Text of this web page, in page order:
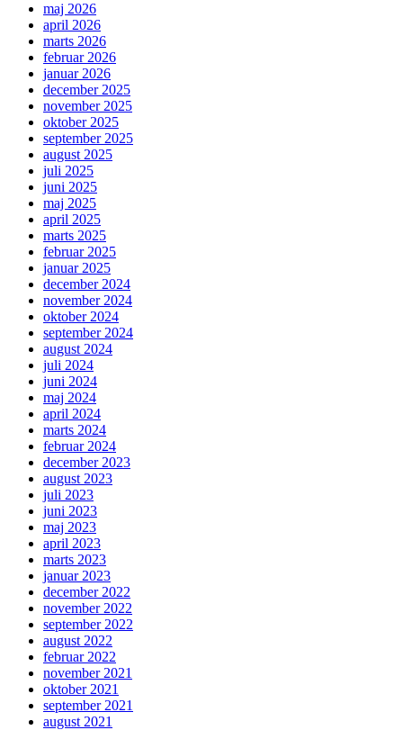
maj 2026
april 2026
marts 2026
februar 2026
januar 2026
december 2025
november 2025
oktober 2025
september 2025
august 2025
juli 2025
juni 2025
maj 2025
april 2025
marts 2025
februar 2025
januar 2025
december 2024
november 2024
oktober 2024
september 2024
august 2024
juli 2024
juni 2024
maj 2024
april 2024
marts 2024
februar 2024
december 2023
august 2023
juli 2023
juni 2023
maj 2023
april 2023
marts 2023
januar 2023
december 2022
november 2022
september 2022
august 2022
februar 2022
november 2021
oktober 2021
september 2021
august 2021